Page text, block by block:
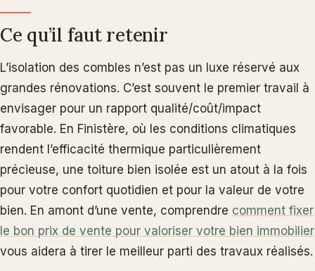
Ce qu’il faut retenir
L’isolation des combles n’est pas un luxe réservé aux
grandes rénovations. C’est souvent le premier travail à
envisager pour un rapport qualité/coût/impact
favorable. En Finistère, où les conditions climatiques
rendent l’efficacité thermique particulièrement
précieuse, une toiture bien isolée est un atout à la fois
pour votre confort quotidien et pour la valeur de votre
bien. En amont d’une vente, comprendre comment fixer
le bon prix de vente pour valoriser votre bien immobilier
vous aidera à tirer le meilleur parti des travaux réalisés.